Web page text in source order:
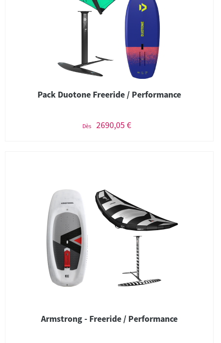
Pack Duotone Freeride / Performance
Dès 2690,05 €
Armstrong - Freeride / Performance